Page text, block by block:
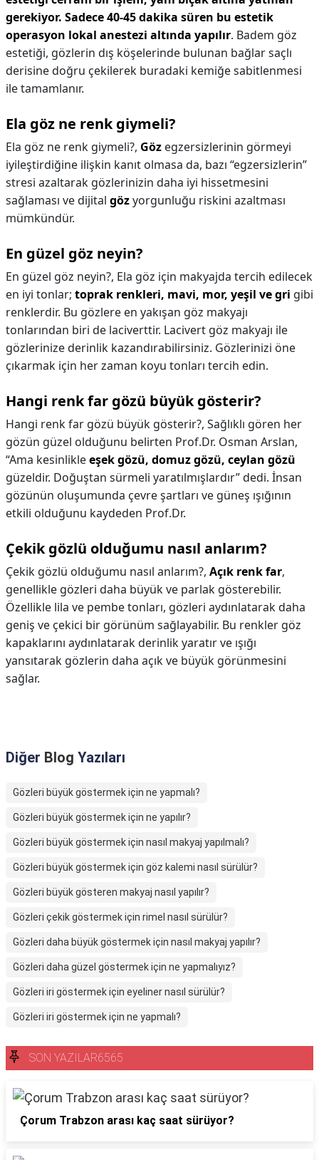
gerekiyor. Sadece 40-45 dakika süren bu estetik
operasyon lokal anestezi altında yapılır. Badem göz
estetiği, gözlerin dış köşelerinde bulunan bağlar saçlı
derisine doğru çekilerek buradaki kemiğe sabitlenmesi
ile tamamlanır.
Ela göz ne renk giymeli?
Ela göz ne renk giymeli?, Göz egzersizlerinin görmeyi
iyileştirdiğine ilişkin kanıt olmasa da, bazı “egzersizlerin”
stresi azaltarak gözlerinizin daha iyi hissetmesini
sağlaması ve dijital gözyorgunluğu riskini azaltması
mümkündür.
En güzel göz neyin?
En güzel göz neyin?, Ela göz için makyajda tercih edilecek
en iyi tonlar; toprak renkleri, mavi, mor, yeşil ve gri gibi
renklerdir. Bu gözlere en yakışan göz makyajı
tonlarından biri de laciverttir. Lacivert göz makyajı ile
gözlerinize derinlik kazandırabilirsiniz. Gözlerinizi öne
çıkarmak için her zaman koyu tonları tercih edin.
Hangi renk far gözü büyük gösterir?
Hangi renk far gözü büyük gösterir?, Sağlıklı gören her
gözün güzel olduğunu belirten Prof.Dr. Osman Arslan,
“Ama kesinlikleeşek gözü, domuz gözü, ceylan gözü
güzeldir. Doğuştan sürmeli yaratılmışlardır” dedi. İnsan
gözünün oluşumunda çevre şartları ve güneş ışığının
etkili olduğunu kaydeden Prof.Dr.
Çekik gözlü olduğumu nasıl anlarım?
Çekik gözlü olduğumu nasıl anlarım?, Açık renk far,
genellikle gözleri daha büyük ve parlak gösterebilir.
Özellikle lila ve pembe tonları, gözleri aydınlatarak daha
geniş ve çekici bir görünüm sağlayabilir. Bu renkler göz
kapaklarını aydınlatarak derinlik yaratır ve ışığı
yansıtarak gözlerin daha açık ve büyük görünmesini
sağlar.
Diğer Blog Yazıları
Gözleri büyük göstermek için ne yapmalı?
Gözleri büyük göstermek için ne yapılır?
Gözleri büyük göstermek için nasıl makyaj yapılmalı?
Gözleri büyük göstermek için göz kalemi nasıl sürülür?
Gözleri büyük gösteren makyaj nasıl yapılır?
Gözleri çekik göstermek için rimel nasıl sürülür?
Gözleri daha büyük göstermek için nasıl makyaj yapılır?
Gözleri daha güzel göstermek için ne yapmalıyız?
Gözleri iri göstermek için eyeliner nasıl sürülür?
Gözleri iri göstermek için ne yapmalı?
SON YAZILAR6565
Çorum Trabzon arası kaç saat sürüyor?